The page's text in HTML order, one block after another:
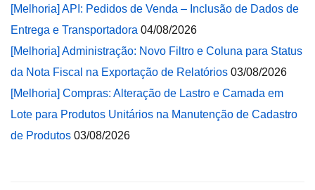
[Melhoria] API: Pedidos de Venda – Inclusão de Dados de
Entrega e Transportadora 04/08/2026
[Melhoria] Administração: Novo Filtro e Coluna para Status
da Nota Fiscal na Exportação de Relatórios 03/08/2026
[Melhoria] Compras: Alteração de Lastro e Camada em
Lote para Produtos Unitários na Manutenção de Cadastro
de Produtos 03/08/2026